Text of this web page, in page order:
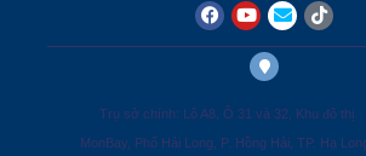
Trụ sở chính: Lô A8, Ô 31 và 32, Khu đô thị
MonBay, Phố Hải Long, P. Hồng Hải, TP. Hạ